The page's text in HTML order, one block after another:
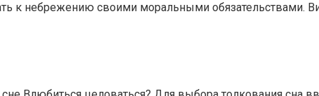
к небрежению своими моральными обязательствами.